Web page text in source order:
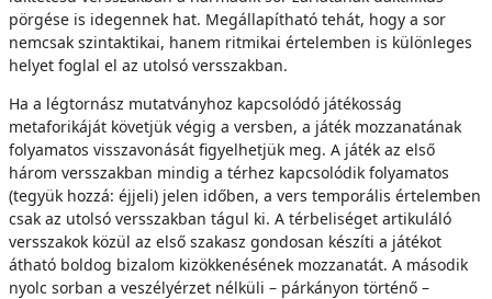
pörgése is idegennek hat. Megállapítható tehát, hogy a sor
nemcsak szintaktikai, hanem ritmikai értelemben is különleges
helyet foglal el az utolsó versszakban.
Ha a légtornász mutatványhoz kapcsolódó játékosság
metaforikáját követjük végig a versben, a játék mozzanatának
folyamatos visszavonását figyelhetjük meg. A játék az első
három versszakban mindig a térhez kapcsolódik folyamatos
(tegyük hozzá: éjjeli) jelen időben, a vers temporális értelemben
csak az utolsó versszakban tágul ki. A térbeliséget artikuláló
versszakok közül az első szakasz gondosan készíti a játékot
átható boldog bizalom kizökkenésének mozzanatát. A második
nyolc sorban a veszélyérzet nélküli – párkányon történő –